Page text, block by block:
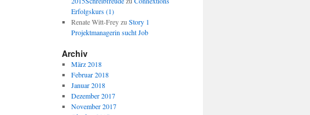
Erfolgskurs (1)
Renate Witt-Freyzu Story 1
Projektmanagerin sucht Job
Archiv
März 2018
Februar 2018
Januar 2018
Dezember 2017
November 2017